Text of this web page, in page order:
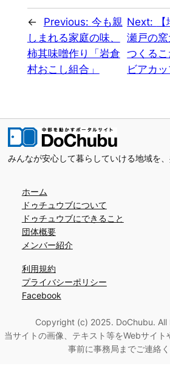
← Previous: 今も親
しまれる家庭の味、
柿其味噌作り「岩倉
村おこし組合」
Next:
瀬戸の
つくる
ビアカッ
みんなが安心して暮らしていける地域を、
ホーム
ドゥチュウブについて
ドゥチュウブにできること
団体概要
メンバー紹介
利用規約
プライバシーポリシー
Facebook
Copyright (c) 2025. DoChubu. All
当サイトの画像、テキスト等をWebサイト
事前に事務局までご連絡く